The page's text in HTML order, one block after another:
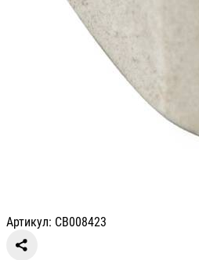
Артикул: СВ008423